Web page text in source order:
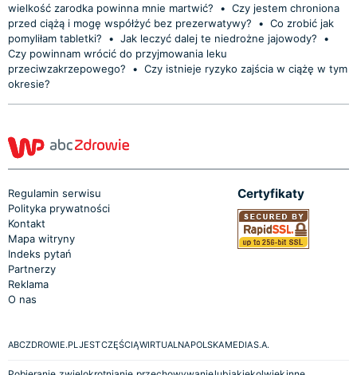
wielkość zarodka powinna mnie martwić?
• Czy jestem chroniona
przed ciążą i mogę współżyć bez prezerwatywy?
• Co zrobić jak
pomyliłam tabletki?
• Jak leczyć dalej te niedrożne jajowody?
•
Czy powinnam wrócić do przyjmowania leku
przeciwzakrzepowego?
• Czy istnieje ryzyko zajścia w ciążę w tym
okresie?
Regulamin serwisu
Polityka prywatności
Kontakt
Mapa witryny
Indeks pytań
Partnerzy
Reklama
O nas
Certyfikaty
ABCZDROWIE.PL JEST CZĘŚCIĄ WIRTUALNA POLSKA MEDIA S.A.